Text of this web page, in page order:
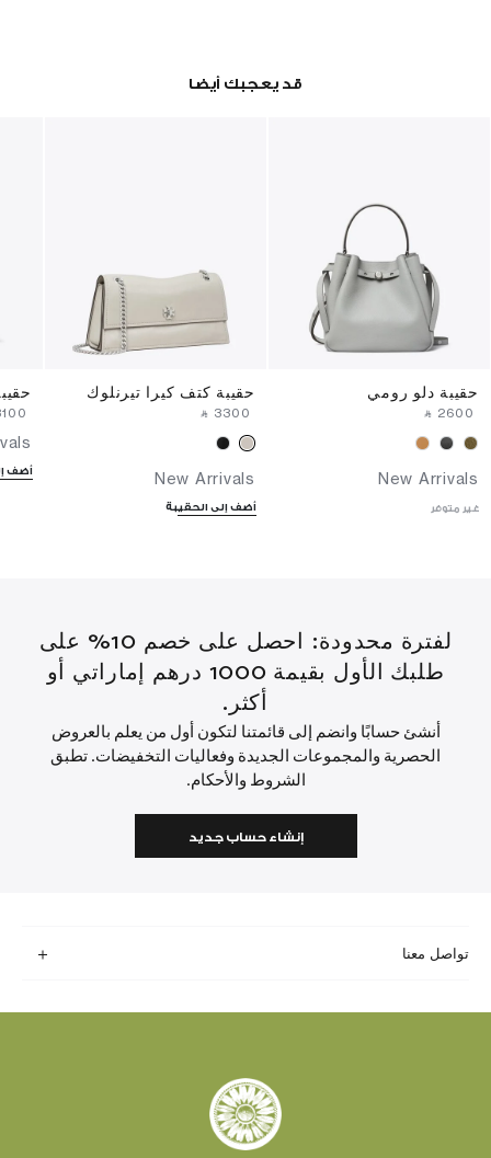
قد يعجبك أيضا
حقيبة دلو رومي
‎ ⃁ ⁦2600⁩ ‎
New Arrivals
غير متوفر
حقيبة كتف كيرا تيرنلوك
‎ ⃁ ⁦3300⁩ ‎
New Arrivals
أضف إلى الحقيبة
أضف
لفترة محدودة: احصل على خصم 10% على
طلبك الأول بقيمة 1000 درهم إماراتي أو
أكثر.
أنشئ حسابًا وانضم إلى قائمتنا لتكون أول من يعلم بالعروض
الحصرية والمجموعات الجديدة وفعاليات التخفيضات. تطبق
الشروط والأحكام.
إنشاء حساب جديد
تواصل معنا